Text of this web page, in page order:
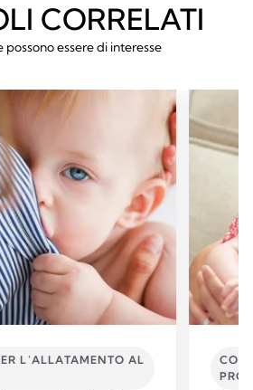
CORRELATI
possono essere di interesse
L'ALLATAMENTO AL